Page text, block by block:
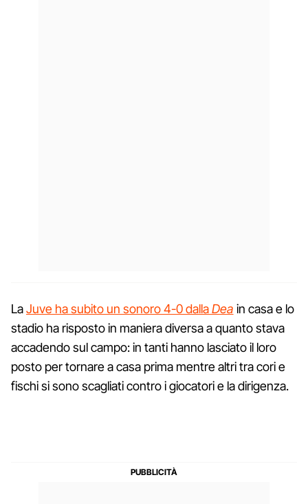
LaJuve ha subito un sonoro 4-0 dallaDea in casa e lo
stadio ha risposto in maniera diversa a quanto stava
accadendo sul campo: in tanti hanno lasciato il loro
posto per tornare a casa prima mentre altri tra cori e
fischi si sono scagliati contro i giocatori e la dirigenza.